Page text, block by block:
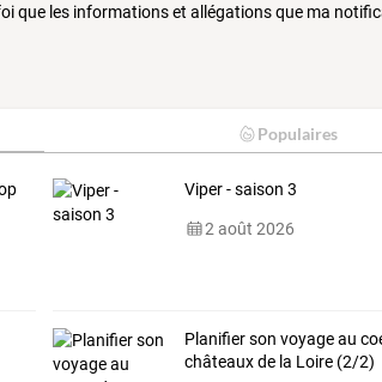
que les informations et allégations que ma
Populaires
Viper - saison 3
2 août 2026
Planifier son voyage au
châteaux de la Loire (2/2)